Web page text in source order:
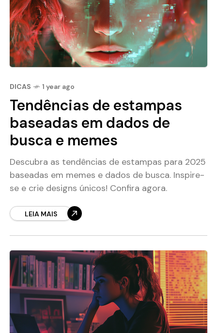
DICAS 1 year ago
Tendências de estampas
baseadas em dados de
busca e memes
Descubra as tendências de estampas para 2025
baseadas em memes e dados de busca. Inspire-
se e crie designs únicos! Confira agora.
LEIA MAIS